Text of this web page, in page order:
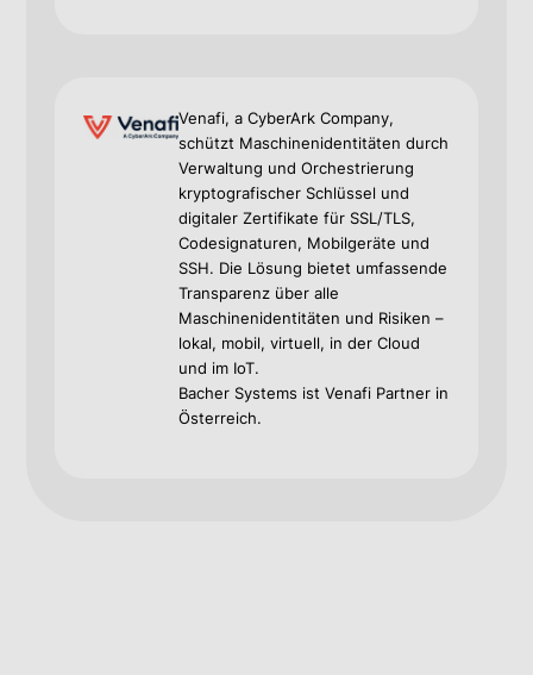
Venafi, a CyberArk Company,
schützt Maschinenidentitäten durch
Verwaltung und Orchestrierung
kryptografischer Schlüssel und
digitaler Zertifikate für SSL/TLS,
Codesignaturen, Mobilgeräte und
SSH. Die Lösung bietet umfassende
Transparenz über alle
Maschinenidentitäten und Risiken –
lokal, mobil, virtuell, in der Cloud
und im IoT.
Bacher Systems ist Venafi Partner in
Österreich.